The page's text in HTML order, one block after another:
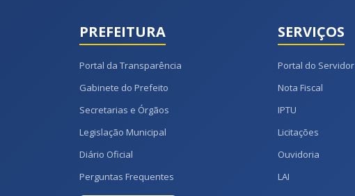
PREFEITURA
Portal da Transparência
Gabinete do Prefeito
Secretarias e Órgãos
Legislação Municipal
Diário Oficial
Perguntas Frequentes
SERVIÇOS
Portal do Servidor
Nota Fiscal
IPTU
Licitações
Ouvidoria
LAI